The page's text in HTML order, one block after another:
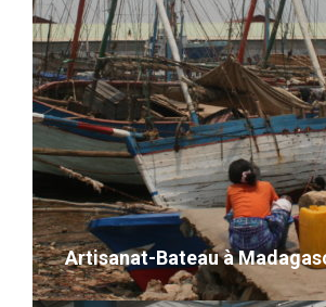
Un coucher de soleil
VOIR LE DÉTAIL
Artisanat-Bateau à